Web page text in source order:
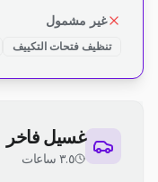
غير مشمول
تنظيف فتحات التكييف
غسيل فاخر
٣.٥ ساعات